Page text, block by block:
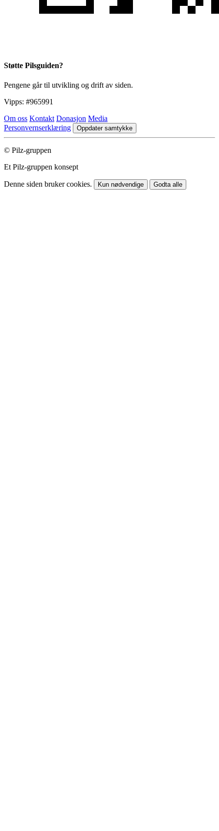
Støtte Pilsguiden?
Pengene går til utvikling og drift av siden.
Vipps: #965991
Om oss Kontakt Donasjon Media
Personvernserklæring
Oppdater samtykke
© Pilz-gruppen
Et Pilz-gruppen konsept
Denne siden bruker cookies. Kun nødvendige Godta alle